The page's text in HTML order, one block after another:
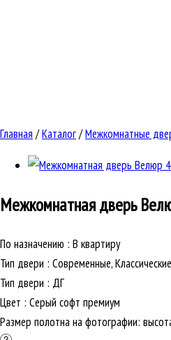
Главная /Каталог/Межкомнатные
Межкомнатная дверь
По назначению : В квартиру
Тип двери : Современные, Классические
Тип двери : ДГ
Цвет : Серый софт премиум
Размер полотна на фотографии: